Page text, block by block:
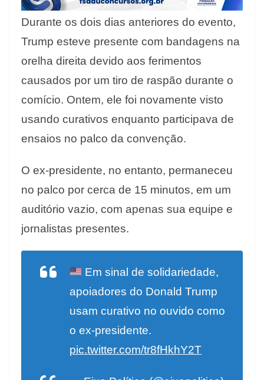
Durante os dois dias anteriores do evento,
Trump esteve presente com bandagens na
orelha direita devido aos ferimentos
causados por um tiro de raspão durante o
comício. Ontem, ele foi novamente visto
usando curativos enquanto participava de
ensaios no palco da convenção.
O ex-presidente, no entanto, permaneceu
no palco por cerca de 15 minutos, em um
auditório vazio, com apenas sua equipe e
jornalistas presentes.
Em sinal de solidariedade,
apoiadores do Donald Trump
usam curativo no ouvido como
o ex-presidente.
pic.twitter.com/tr8fHkhY2T